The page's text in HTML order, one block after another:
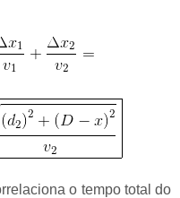
o tempo total do